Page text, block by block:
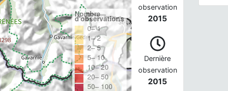
Nombre
d'observations
0– 1
1– 2
2– 5
5– 10
10– 20
20– 50
50– 100
observation
2015
Dernière
observation
2015